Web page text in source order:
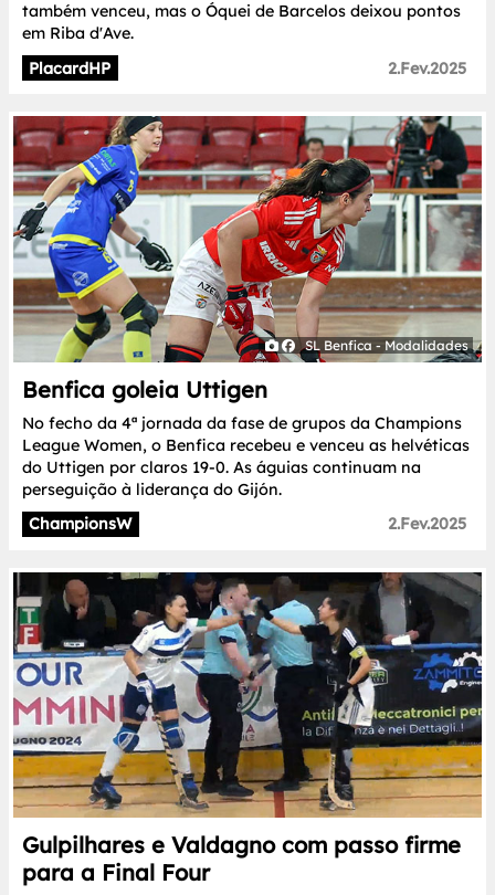
também venceu, mas o Óquei de Barcelos deixou pontos
em Riba d'Ave.
PlacardHP
2.Fev.2025
SL Benfica - Modalidades
Benfica goleia Uttigen
No fecho da 4ª jornada da fase de grupos da Champions
League Women, o Benfica recebeu e venceu as helvéticas
do Uttigen por claros 19-0. As águias continuam na
perseguição à liderança do Gijón.
ChampionsW
2.Fev.2025
Gulpilhares e Valdagno com passo firme
para a Final Four